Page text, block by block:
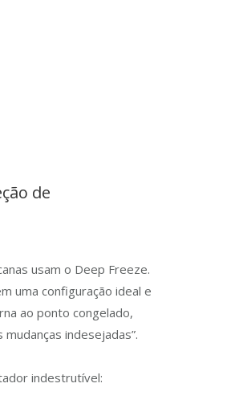
de
usam o Deep Freeze.
uma configuração ideal e
ao ponto congelado,
indesejadas”.
indestrutível: